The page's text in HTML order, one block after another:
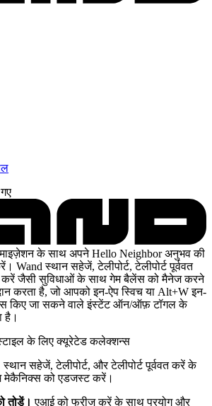
के साथ अपने Hello Neighbor अनुभव की
Wand स्थान सहेजें, टेलीपोर्ट, टेलीपोर्ट पूर्ववत
जैसी सुविधाओं के साथ गेम बैलेंस को मैनेज करने
करता है, जो आपको इन-ऐप स्विच या Alt+W इन-
किए जा सकने वाले इंस्टेंट ऑन/ऑफ़ टॉगल के
है।
के लिए क्यूरेटेड कलेक्शन्स
स्थान सहेजें, टेलीपोर्ट, और टेलीपोर्ट पूर्ववत करें के
मेकैनिक्स को एडजस्ट करें।
तोड़ें। एआई को फ्रीज करें के साथ प्रयोग और